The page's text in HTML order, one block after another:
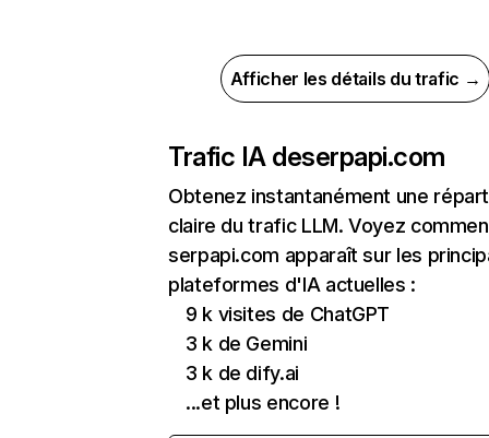
Afficher les détails du trafic →
Trafic IA deserpapi.com
Obtenez instantanément une
claire du trafic LLM. Voyez
serpapi.com apparaît sur les
plateformes d'IA actuelles :
9 k visites de ChatGPT
3 k de Gemini
3 k de dify.ai
...et plus encore !